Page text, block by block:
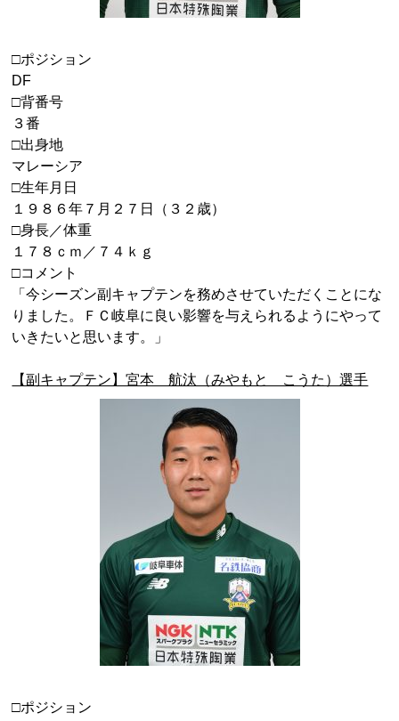
□ポジション
DF
□背番号
３番
□出身地
マレーシア
□生年月日
１９８６年７月２７日（３２歳）
□身長／体重
１７８ｃｍ／７４ｋｇ
□コメント
「今シーズン副キャプテンを務めさせていただくことにな
りました。ＦＣ岐阜に良い影響を与えられるようにやって
いきたいと思います。」
【副キャプテン】宮本 航汰（みやもと こうた）選手
□ポジション